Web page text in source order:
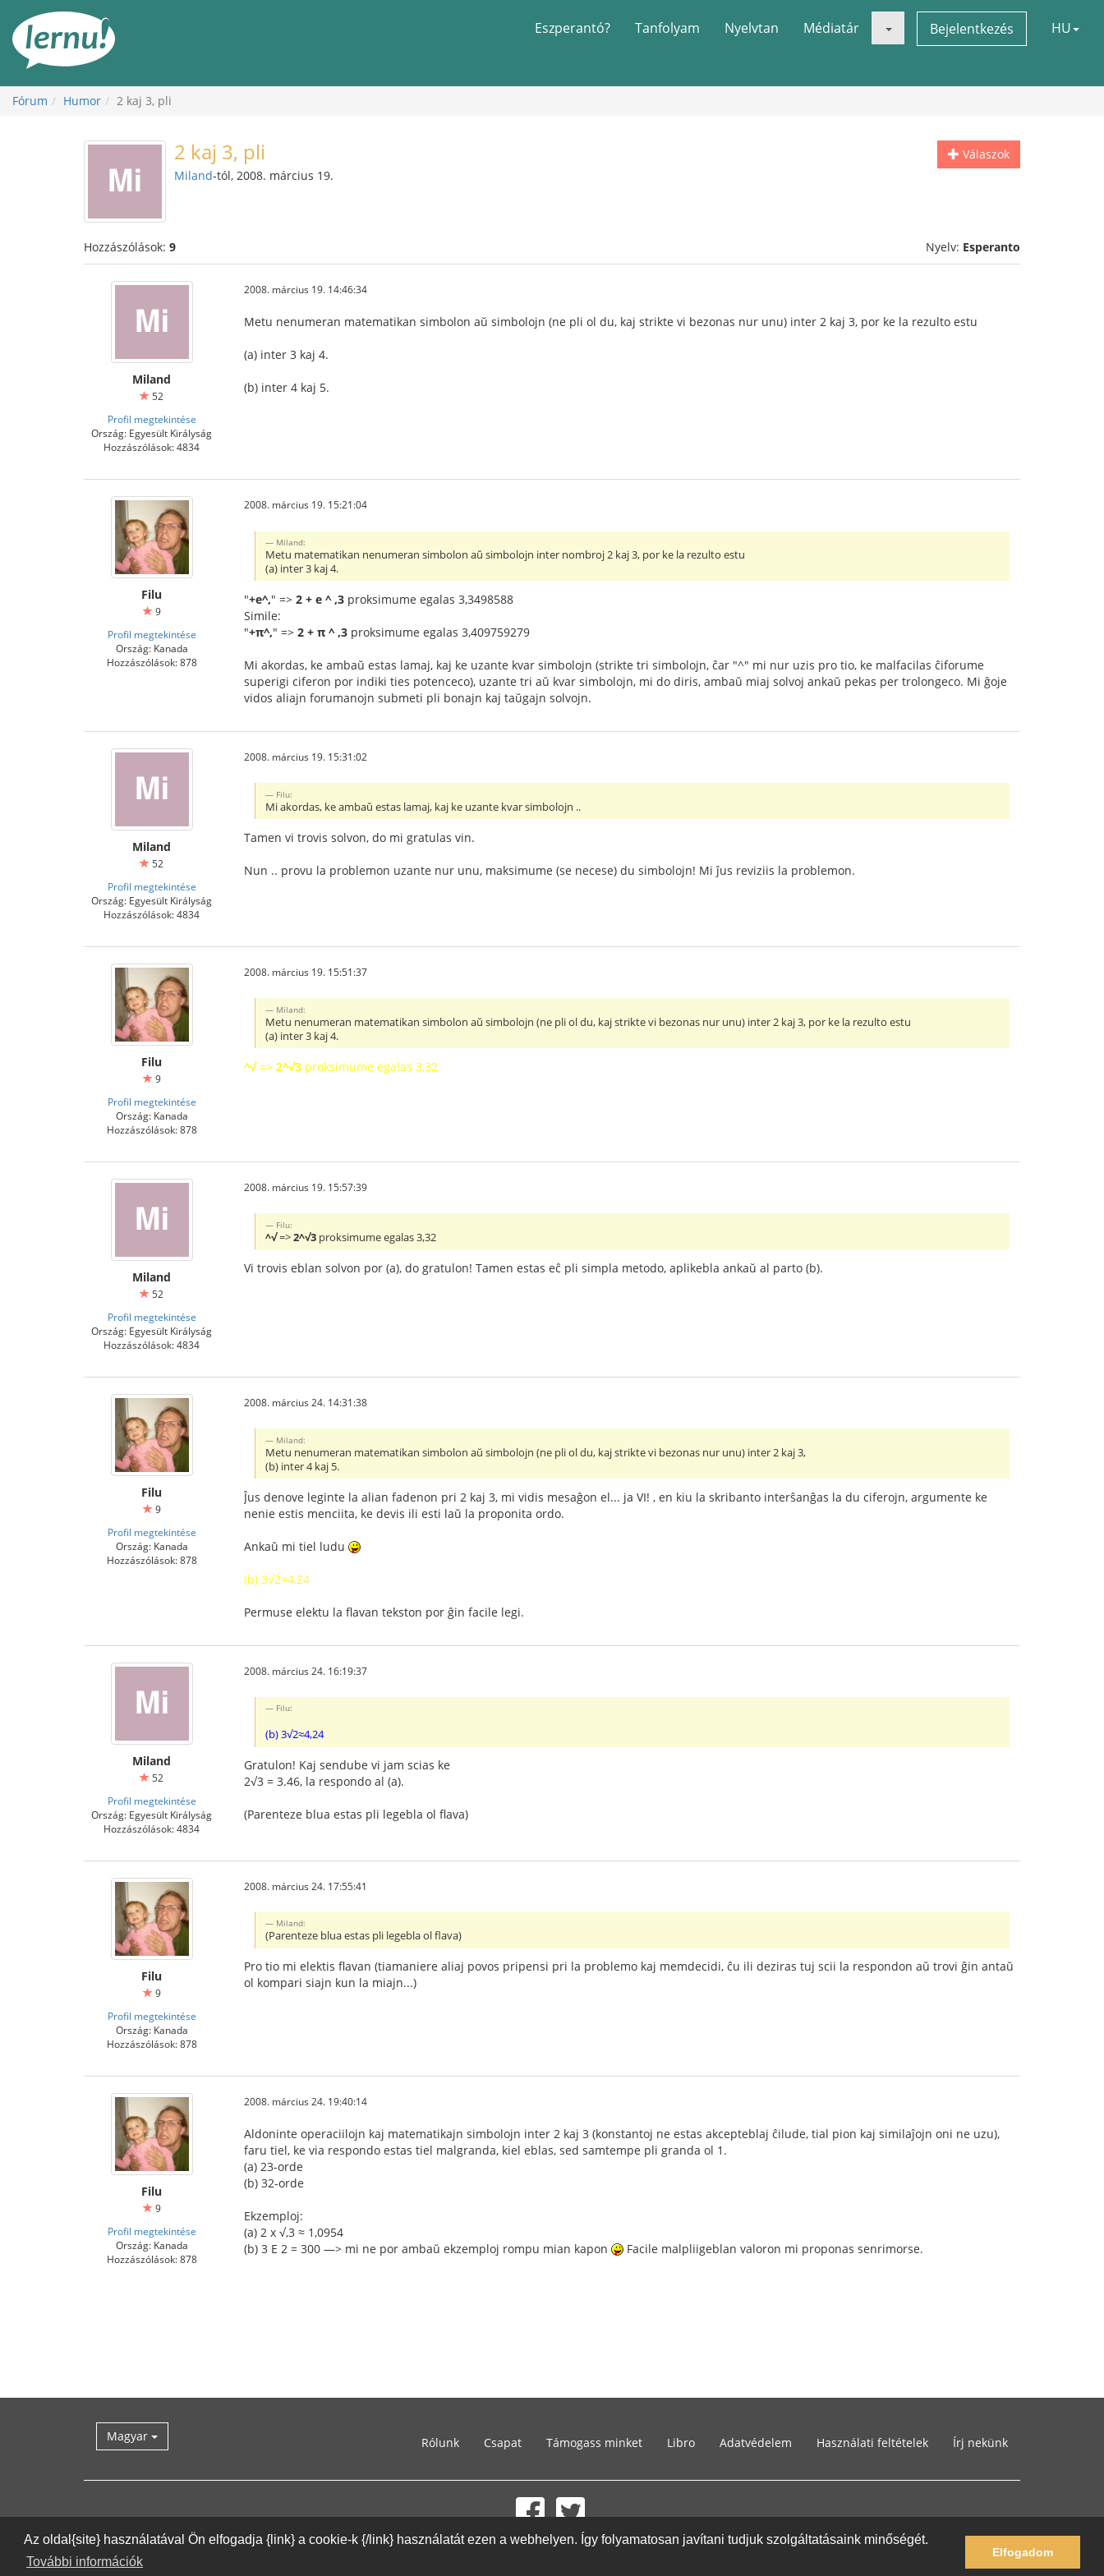
Az oldal{site} használatával Ön elfogadja {link} a cookie-k {/link} használatát ezen a webhelyen. Így folyamatosan javítani tudjuk szolgáltatásaink minőségét.
További információk
Elfogadom
Eszperantó? Tanfolyam Nyelvtan Médiatár Bejelentkezés HU
Fórum Humor 2 kaj 3, pli
Válaszok
2 kaj 3, pli
Miland-tól, 2008. március 19.
Hozzászólások: 9 Nyelv: Esperanto
Miland
52
Profil megtekintése
Ország: Egyesült Királyság
Hozzászólások: 4834
2008. március 19. 14:46:34
Metu nenumeran matematikan simbolon aŭ simbolojn (ne pli ol du, kaj strikte vi bezonas nur unu) inter 2 kaj 3, por ke la rezulto estu
(a) inter 3 kaj 4.
(b) inter 4 kaj 5.
Filu
9
Profil megtekintése
Ország: Kanada
Hozzászólások: 878
2008. március 19. 15:21:04
Miland:
Metu matematikan nenumeran simbolon aŭ simbolojn inter nombroj 2 kaj 3, por ke la rezulto estu
(a) inter 3 kaj 4.
"+e^," => 2 + e ^ ,3 proksimume egalas 3,3498588
Simile:
"+π^," => 2 + π ^ ,3 proksimume egalas 3,409759279
Mi akordas, ke ambaŭ estas lamaj, kaj ke uzante kvar simbolojn (strikte tri simbolojn, ĉar "^" mi nur uzis pro tio, ke malfacilas ĉiforume
superigi ciferon por indiki ties potenceco), uzante tri aŭ kvar simbolojn, mi do diris, ambaŭ miaj solvoj ankaŭ pekas per trolongeco. Mi ĝoje
vidos aliajn forumanojn submeti pli bonajn kaj taŭgajn solvojn.
Miland
52
Profil megtekintése
Ország: Egyesült Királyság
Hozzászólások: 4834
2008. március 19. 15:31:02
Filu:
Mi akordas, ke ambaŭ estas lamaj, kaj ke uzante kvar simbolojn ..
Tamen vi trovis solvon, do mi gratulas vin.
Nun .. provu la problemon uzante nur unu, maksimume (se necese) du simbolojn! Mi ĵus reviziis la problemon.
Filu
9
Profil megtekintése
Ország: Kanada
Hozzászólások: 878
2008. március 19. 15:51:37
Miland:
Metu nenumeran matematikan simbolon aŭ simbolojn (ne pli ol du, kaj strikte vi bezonas nur unu) inter 2 kaj 3, por ke la rezulto estu
(a) inter 3 kaj 4.
^√=> 2^√3 proksimume egalas 3,32
Miland
52
Profil megtekintése
Ország: Egyesült Királyság
Hozzászólások: 4834
2008. március 19. 15:57:39
Filu:
^√=>2^√3 proksimume egalas 3,32
Vi trovis eblan solvon por (a), do gratulon! Tamen estas eĉ pli simpla metodo, aplikebla ankaŭ al parto (b).
Filu
9
Profil megtekintése
Ország: Kanada
Hozzászólások: 878
2008. március 24. 14:31:38
Miland:
Metu nenumeran matematikan simbolon aŭ simbolojn (ne pli ol du, kaj strikte vi bezonas nur unu) inter 2 kaj 3,
(b) inter 4 kaj 5.
Ĵus denove leginte la alian fadenon pri 2 kaj 3, mi vidis mesaĝon el... ja VI! , en kiu la skribanto interŝanĝas la du ciferojn, argumente ke
nenie estis menciita, ke devis ili esti laŭ la proponita ordo.
Ankaŭ mi tiel ludu
(b) 3√2≈4,24
Permuse elektu la flavan tekston por ĝin facile legi.
Miland
52
Profil megtekintése
Ország: Egyesült Királyság
Hozzászólások: 4834
2008. március 24. 16:19:37
Filu:
(b) 3√2≈4,24
Gratulon! Kaj sendube vi jam scias ke
2√3 = 3.46, la respondo al (a).
(Parenteze blua estas pli legebla ol flava)
Filu
9
Profil megtekintése
Ország: Kanada
Hozzászólások: 878
2008. március 24. 17:55:41
Miland:
(Parenteze blua estas pli legebla ol flava)
Pro tio mi elektis flavan (tiamaniere aliaj povos pripensi pri la problemo kaj memdecidi, ĉu ili deziras tuj scii la respondon aŭ trovi ĝin antaŭ
ol kompari siajn kun la miajn...)
Filu
9
Profil megtekintése
Ország: Kanada
Hozzászólások: 878
2008. március 24. 19:40:14
Aldoninte operaciilojn kaj matematikajn simbolojn inter 2 kaj 3 (konstantoj ne estas akcepteblaj ĉilude, tial pion kaj similaĵojn oni ne uzu),
faru tiel, ke via respondo estas tiel malgranda, kiel eblas, sed samtempe pli granda ol 1.
(a) 23-orde
(b) 32-orde
Ekzemploj:
(a) 2 x √,3 ≈ 1,0954
(b) 3 E 2 = 300 —> mi ne por ambaŭ ekzemploj rompu mian kapon
Facile malpliigeblan valoron mi proponas senrimorse.
Magyar Rólunk Csapat Támogass minket Libro Adatvédelem Használati feltételek Írj nekünk
© 2002-2026 lernu.net |Impressum